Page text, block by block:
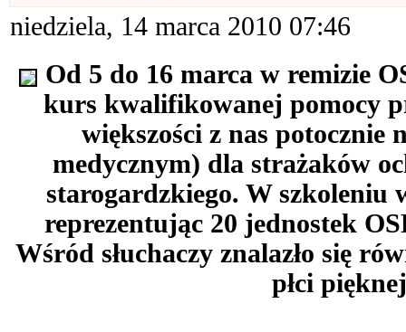
niedziela, 14 marca 2010 07:46
Od 5 do 16 marca w remizie
kurs kwalifikowanej pomocy
większości z nas potocznie
medycznym) dla strażaków
starogardzkiego. W szkoleniu
reprezentując 20 jednostek
Wśród słuchaczy znalazło się
płci